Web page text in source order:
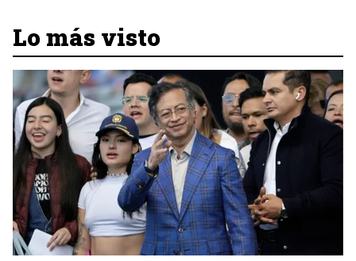
Lo más visto